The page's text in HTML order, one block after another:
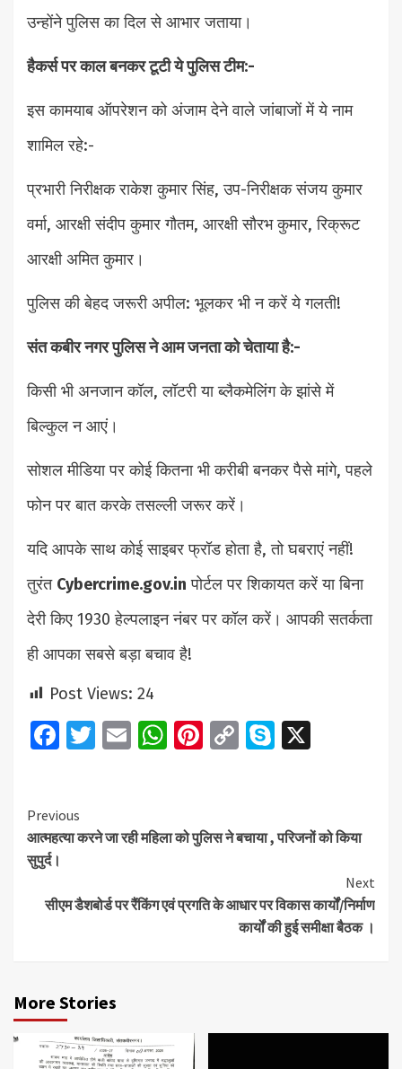
उन्होंने पुलिस का दिल से आभार जताया।
हैकर्स पर काल बनकर टूटी ये पुलिस टीम:-
इस कामयाब ऑपरेशन को अंजाम देने वाले जांबाजों में ये नाम
शामिल रहे:-
प्रभारी निरीक्षक राकेश कुमार सिंह, उप-निरीक्षक संजय कुमार
वर्मा, आरक्षी संदीप कुमार गौतम, आरक्षी सौरभ कुमार, रिक्रूट
आरक्षी अमित कुमार।
पुलिस की बेहद जरूरी अपील: भूलकर भी न करें ये गलती!
संत कबीर नगर पुलिस ने आम जनता को चेताया है:-
किसी भी अनजान कॉल, लॉटरी या ब्लैकमेलिंग के झांसे में
बिल्कुल न आएं।
सोशल मीडिया पर कोई कितना भी करीबी बनकर पैसे मांगे, पहले
फोन पर बात करके तसल्ली जरूर करें।
यदि आपके साथ कोई साइबर फ्रॉड होता है, तो घबराएं नहीं!
तुरंत Cybercrime.gov.in पोर्टल पर शिकायत करें या बिना
देरी किए 1930 हेल्पलाइन नंबर पर कॉल करें। आपकी सतर्कता
ही आपका सबसे बड़ा बचाव है!
Post Views: 24
Facebook
Twitter
EmailWhatsApp
Pinterest
CopySkype
Continue
Reading
Previous
आत्महत्या करने जा रही महिला को पुलिस ने बचाया , परिजनों को किया
सुपुर्द।
Next
सीएम डैशबोर्ड पर रैंकिंग एवं प्रगति के आधार पर विकास कार्यों/निर्माण
कार्यों की हुई समीक्षा बैठक ।
More Stories